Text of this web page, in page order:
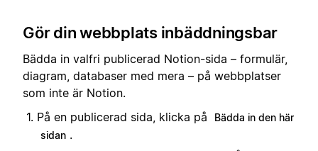
Gör din webbplats inbäddningsbar
Bädda in valfri publicerad Notion-sida – formulär,
diagram, databaser med mera – på webbplatser
som inte är Notion.
På en publicerad sida, klicka på
Bädda in den här
sidan .